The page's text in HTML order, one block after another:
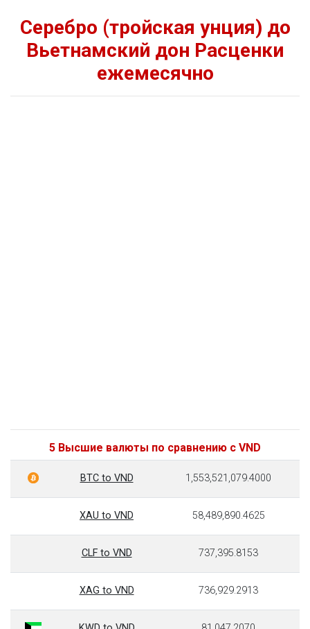
Серебро (тройская унция) до
Вьетнамский дон Расценки
ежемесячно
5 Высшие валюты по сравнению с VND
BTC to VND 1,553,521,079.4000
XAU to VND 58,489,890.4625
CLF to VND 737,395.8153
XAG to VND 736,929.2913